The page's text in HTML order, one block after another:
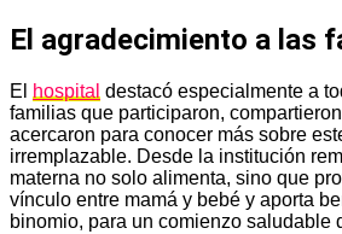
El agradecimiento a las
El hospital destacó especialmente a
familias que participaron,
acercaron para conocer más sobre
irremplazable. Desde la institución
materna no solo alimenta, sino que
vínculo entre mamá y bebé y aporta
binomio, para un comienzo saludable